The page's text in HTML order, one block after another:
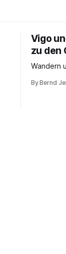
Vigo
zu den
Wandern
By Bernd